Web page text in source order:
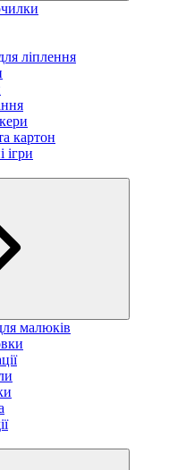
ліплення
картон
ігри
малюків